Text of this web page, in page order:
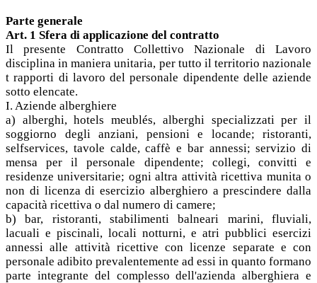
Parte generale
Art. 1 Sfera di applicazione del contratto
Il presente Contratto Collettivo Nazionale di Lavoro
disciplina in maniera unitaria, per tutto il territorio nazionale
t rapporti di lavoro del personale dipendente delle aziende
sotto elencate.
I. Aziende alberghiere
a) alberghi, hotels meublés, alberghi specializzati per il
soggiorno degli anziani, pensioni e locande; ristoranti,
selfservices, tavole calde, caffè e bar annessi; servizio di
mensa per il personale dipendente; collegi, convitti e
residenze universitarie; ogni altra attività ricettiva munita o
non di licenza di esercizio alberghiero a prescindere dalla
capacità ricettiva o dal numero di camere;
b) bar, ristoranti, stabilimenti balneari marini, fluviali,
lacuali e piscinali, locali notturni, e atri pubblici esercizi
annessi alle attività ricettive con licenze separate e con
personale adibito prevalentemente ad essi in quanto formano
parte integrante del complesso dell'azienda alberghiera e